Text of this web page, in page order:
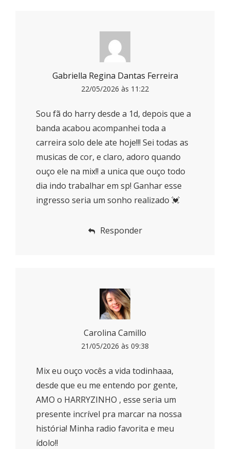
Gabriella Regina Dantas Ferreira
22/05/2026 às 11:22
Sou fã do harry desde a 1d, depois que a
banda acabou acompanhei toda a
carreira solo dele ate hoje!!! Sei todas as
musicas de cor, e claro, adoro quando
ouço ele na mix!! a unica que ouço todo
dia indo trabalhar em sp! Ganhar esse
ingresso seria um sonho realizado 💓
Responder
Carolina Camillo
21/05/2026 às 09:38
Mix eu ouço vocês a vida todinhaaa,
desde que eu me entendo por gente,
AMO o HARRYZINHO , esse seria um
presente incrível pra marcar na nossa
história! Minha radio favorita e meu
ídolo!!